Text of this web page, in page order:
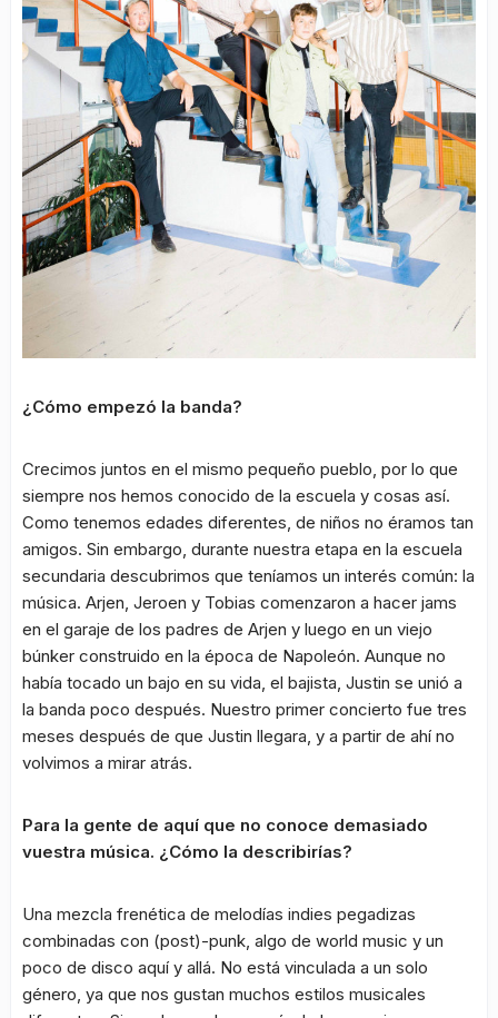
¿Cómo empezó la banda?
Crecimos juntos en el mismo pequeño pueblo, por lo que
siempre nos hemos conocido de la escuela y cosas así.
Como tenemos edades diferentes, de niños no éramos tan
amigos. Sin embargo, durante nuestra etapa en la escuela
secundaria descubrimos que teníamos un interés común: la
música. Arjen, Jeroen y Tobias comenzaron a hacer jams
en el garaje de los padres de Arjen y luego en un viejo
búnker construido en la época de Napoleón. Aunque no
había tocado un bajo en su vida, el bajista, Justin se unió a
la banda poco después. Nuestro primer concierto fue tres
meses después de que Justin llegara, y a partir de ahí no
volvimos a mirar atrás.
Para la gente de aquí que no conoce demasiado
vuestra música. ¿Cómo la describirías?
Una mezcla frenética de melodías indies pegadizas
combinadas con (post)-punk, algo de world music y un
poco de disco aquí y allá. No está vinculada a un solo
género, ya que nos gustan muchos estilos musicales